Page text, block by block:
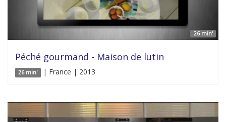
26 min'
Péché gourmand - Maison de lutin
26 min' | France | 2013